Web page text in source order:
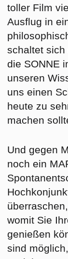
toller Film
Ausflug in
schaltet sich
die SONNE
unseren
uns einen
heute zu
machen
Und gegen
noch ein
womit Sie
genießen
sind